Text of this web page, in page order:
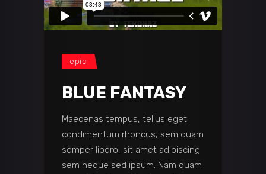
epic
BLUE FANTASY
Maecenas tempus, tellus eget
condimentum rhoncus, sem quam
semper libero, sit amet adipiscing
sem neque sed ipsum. Nam quam